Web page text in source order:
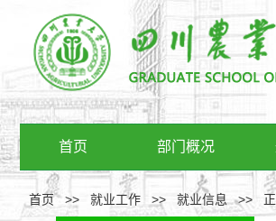
首页 部门概况
首页>> 就业工作 >> 就业信息 >>